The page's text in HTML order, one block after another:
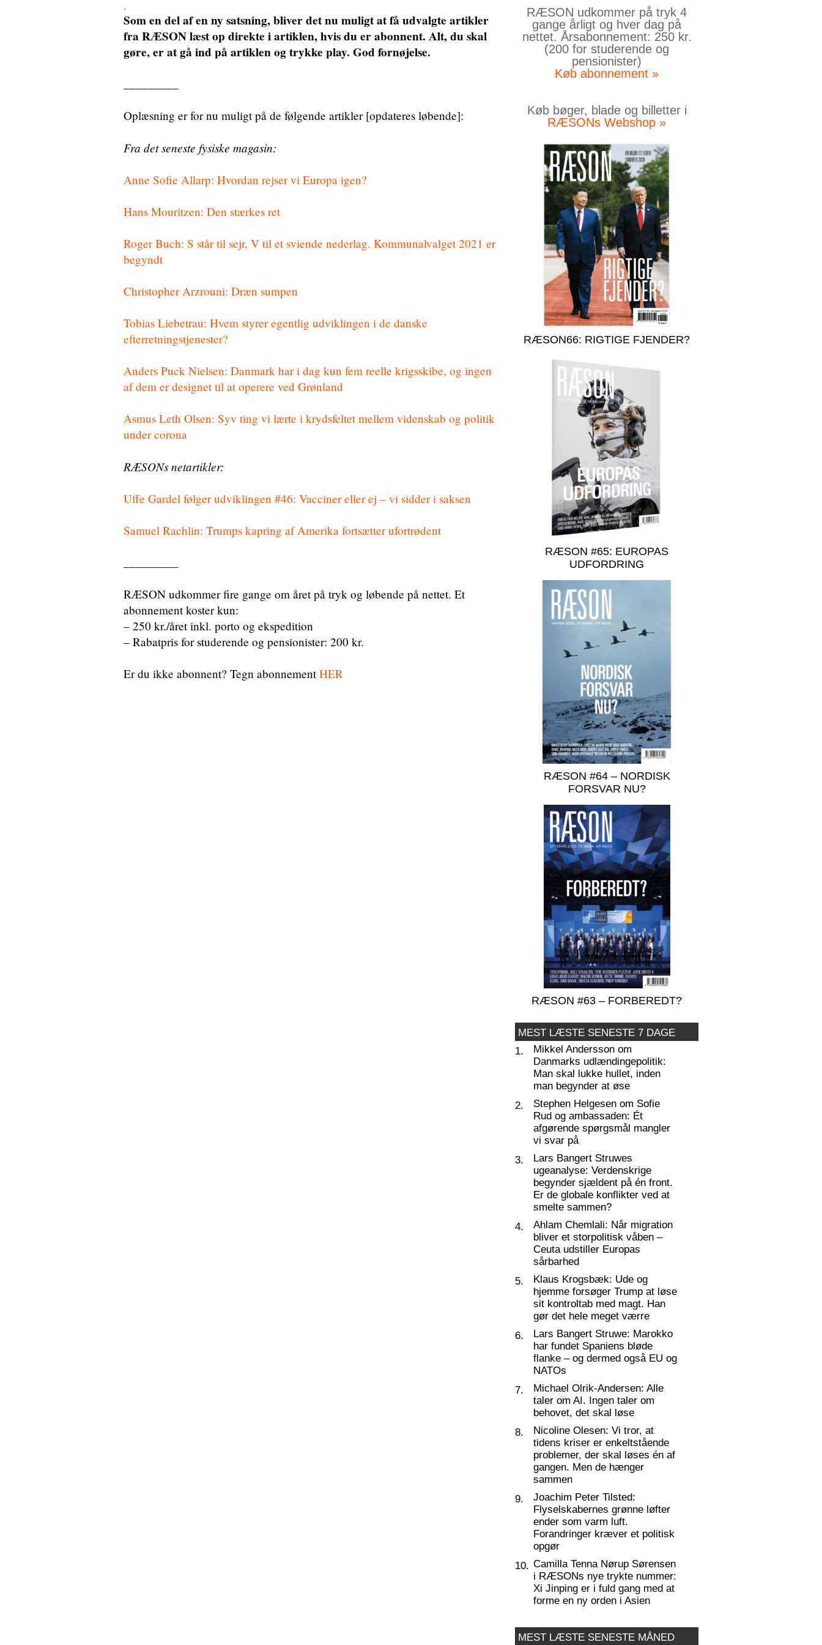
.
Som en del af en ny satsning, bliver det nu muligt at få udvalgte artikler
fra RÆSON læst op direkte i artiklen, hvis du er abonnent. Alt, du skal
gøre, er at gå ind på artiklen og trykke play. God fornøjelse.
Oplæsning er for nu muligt på de følgende artikler [opdateres løbende]:
Fra det seneste fysiske magasin:
Anne Sofie Allarp: Hvordan rejser vi Europa igen?
Hans Mouritzen: Den stærkes ret
Roger Buch: S står til sejr, V til et sviende nederlag. Kommunalvalget 2021 er
begyndt
Christopher Arzrouni: Dræn sumpen
Tobias Liebetrau: Hvem styrer egentlig udviklingen i de danske
efterretningstjenester?
Anders Puck Nielsen: Danmark har i dag kun fem reelle krigsskibe, og ingen
af dem er designet til at operere ved Grønland
Asmus Leth Olsen: Syv ting vi lærte i krydsfeltet mellem videnskab og politik
under corona
RÆSONs netartikler:
Uffe Gardel følger udviklingen #46: Vacciner eller ej – vi sidder i saksen
Samuel Rachlin: Trumps kapring af Amerika fortsætter ufortrødent
RÆSON udkommer fire gange om året på tryk og løbende på nettet. Et
abonnement koster kun:
– 250 kr./året inkl. porto og ekspedition
– Rabatpris for studerende og pensionister: 200 kr.
Er du ikke abonnent? Tegn abonnementHER
RÆSON udkommer på tryk 4
gange årligt og hver dag på
nettet. Årsabonnement: 250 kr.
(200 for studerende og
pensionister)
Køb abonnement »
Køb bøger, blade og billetter i
RÆSONs Webshop »
RÆSON66: RIGTIGE FJENDER?
RÆSON #65: EUROPAS
UDFORDRING
RÆSON #64 – NORDISK
FORSVAR NU?
RÆSON #63 – FORBEREDT?
MEST LÆSTE SENESTE 7 DAGE
1.
Mikkel Andersson om
Danmarks udlændingepolitik:
Man skal lukke hullet, inden
man begynder at øse
2.
Stephen Helgesen om Sofie
Rud og ambassaden: Ét
afgørende spørgsmål mangler
vi svar på
3.
Lars Bangert Struwes
ugeanalyse: Verdenskrige
begynder sjældent på én front.
Er de globale konflikter ved at
smelte sammen?
4.
Ahlam Chemlali: Når migration
bliver et storpolitisk våben –
Ceuta udstiller Europas
sårbarhed
5.
Klaus Krogsbæk: Ude og
hjemme forsøger Trump at løse
sit kontroltab med magt. Han
gør det hele meget værre
6.
Lars Bangert Struwe: Marokko
har fundet Spaniens bløde
flanke – og dermed også EU og
NATOs
7.
Michael Olrik-Andersen: Alle
taler om AI. Ingen taler om
behovet, det skal løse
8.
Nicoline Olesen: Vi tror, at
tidens kriser er enkeltstående
problemer, der skal løses én af
gangen. Men de hænger
sammen
9.
Joachim Peter Tilsted:
Flyselskabernes grønne løfter
ender som varm luft.
Forandringer kræver et politisk
opgør
10. Camilla Tenna Nørup Sørensen
i RÆSONs nye trykte nummer:
Xi Jinping er i fuld gang med at
forme en ny orden i Asien
MEST LÆSTE SENESTE MÅNED